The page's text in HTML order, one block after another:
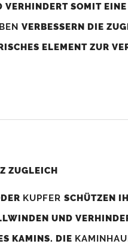
SOMIT
VERBESSERN DIE
ELEMENT ZUR
ZUGLEICH
KUPFER SCHÜTZEN
UND
KAMINS. DIE